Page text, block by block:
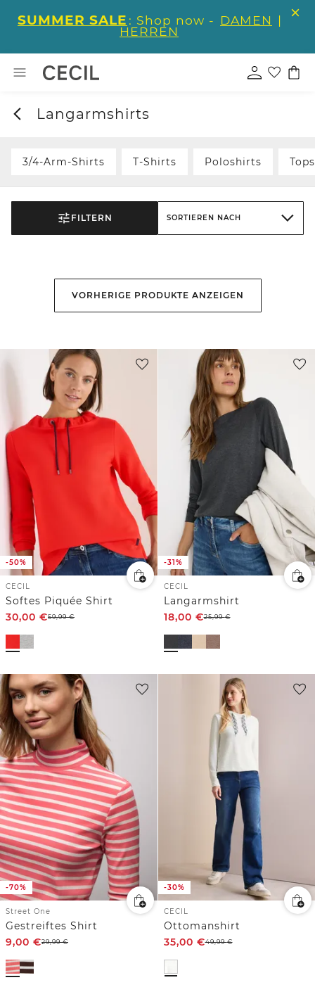
SUMMER SALE : Shop now - DAMEN |
HERREN
Langarmshirts
3/4-Arm-Shirts T-Shirts Poloshirts Tops
FILTERN SORTIEREN NACH
VORHERIGE PRODUKTE ANZEIGEN
-50%
CECIL
Softes Piquée Shirt
30,00 €59,99€
-31%
CECIL
Langarmshirt
18,00 €25,99€
-70%
Street One
Gestreiftes Shirt
9,00 €29,99€
-30%
CECIL
Ottomanshirt
35,00 €49,99€